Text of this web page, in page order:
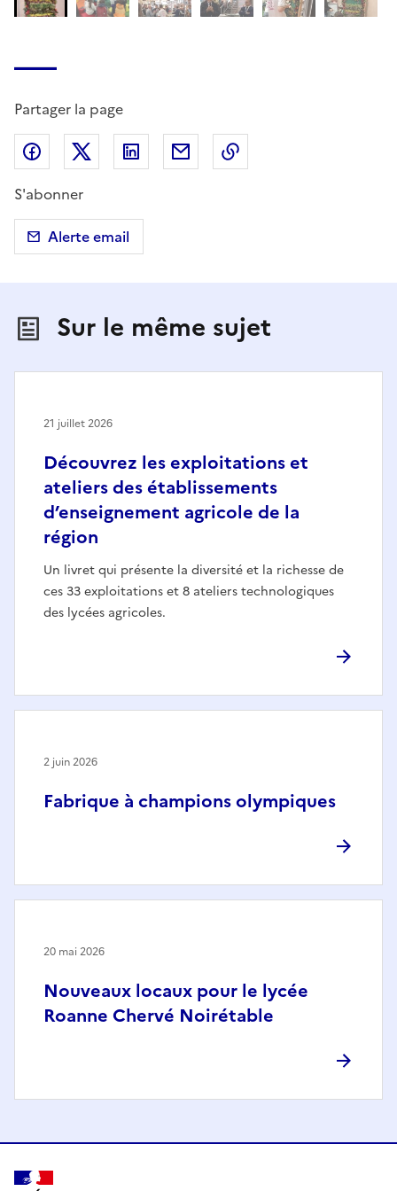
Partager la page
Partager sur Facebook
Partager sur X (anciennement Twitter)
Partager sur LinkedIn
Partager par email
S'abonner
Alerte email
Sur le même sujet
Découvrez les exploitations et
ateliers des établissements
d’enseignement agricole de la
région
Un livret qui présente la diversité et la richesse de
ces 33 exploitations et 8 ateliers technologiques
des lycées agricoles.
21 juillet 2026
Fabrique à champions olympiques
2 juin 2026
Nouveaux locaux pour le lycée
Roanne Chervé Noirétable
20 mai 2026